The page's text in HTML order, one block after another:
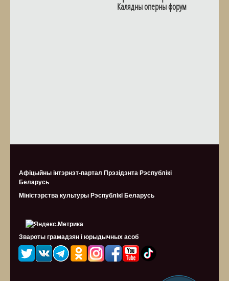
Калядны оперны форум
Афіцыйны інтэрнэт-партал Прэзідэнта Рэспублікі
Беларусь
Міністэрства культуры Рэспублiкi Беларусь
Звароты грамадзян і юрыдычных асоб